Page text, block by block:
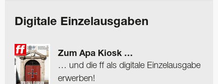
Digitale Einzelausgaben
Zum Apa Kiosk …
… und die ff als digitale Einzelausgabe
erwerben!